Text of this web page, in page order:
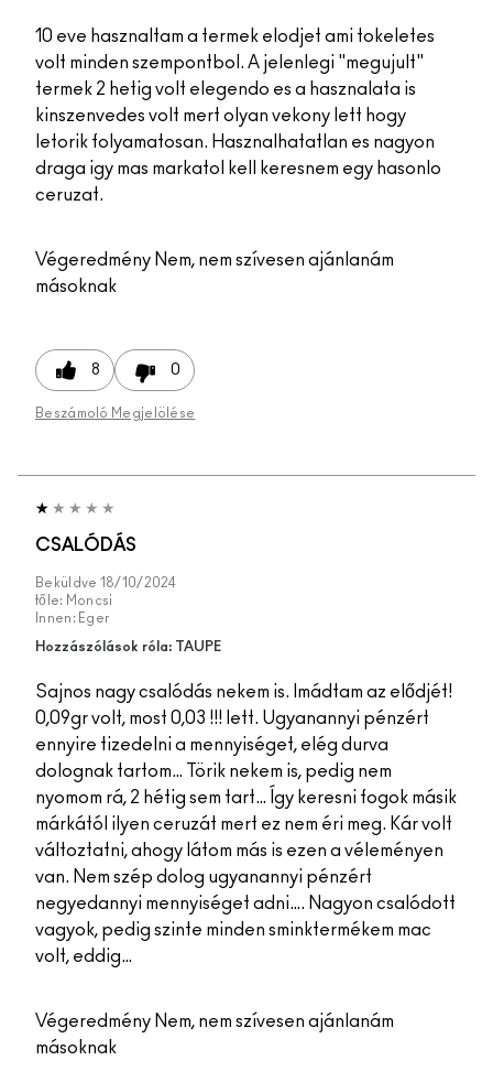
10 eve hasznaltam a termek elodjet ami tokeletes
volt minden szempontbol. A jelenlegi "megujult"
termek 2 hetig volt elegendo es a hasznalata is
kinszenvedes volt mert olyan vekony lett hogy
letorik folyamatosan. Hasznalhatatlan es nagyon
draga igy mas markatol kell keresnem egy hasonlo
ceruzat.
Végeredmény Nem, nem szívesen ajánlanám
másoknak
8 0
Beszámoló Megjelölése
CSALÓDÁS
Beküldve 18/10/2024
tőle: Moncsi
Innen: Eger
Hozzászólások róla: TAUPE
Sajnos nagy csalódás nekem is. Imádtam az elődjét!
0,09gr volt, most 0,03 !!! lett. Ugyanannyi pénzért
ennyire tizedelni a mennyiséget, elég durva
dolognak tartom… Törik nekem is, pedig nem
nyomom rá, 2 hétig sem tart… Így keresni fogok másik
márkától ilyen ceruzát mert ez nem éri meg. Kár volt
változtatni, ahogy látom más is ezen a véleményen
van. Nem szép dolog ugyanannyi pénzért
negyedannyi mennyiséget adni…. Nagyon csalódott
vagyok, pedig szinte minden sminktermékem mac
volt, eddig…
Végeredmény Nem, nem szívesen ajánlanám
másoknak